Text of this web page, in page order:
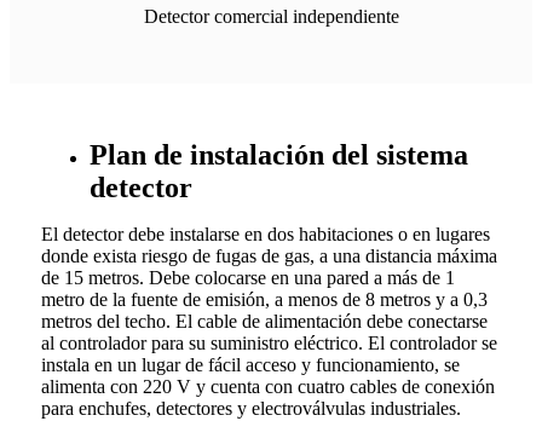
Detector comercial independiente
Plan de instalación del sistema
detector
El detector debe instalarse en dos habitaciones o en lugares
donde exista riesgo de fugas de gas, a una distancia máxima
de 15 metros. Debe colocarse en una pared a más de 1
metro de la fuente de emisión, a menos de 8 metros y a 0,3
metros del techo. El cable de alimentación debe conectarse
al controlador para su suministro eléctrico. El controlador se
instala en un lugar de fácil acceso y funcionamiento, se
alimenta con 220 V y cuenta con cuatro cables de conexión
para enchufes, detectores y electroválvulas industriales.